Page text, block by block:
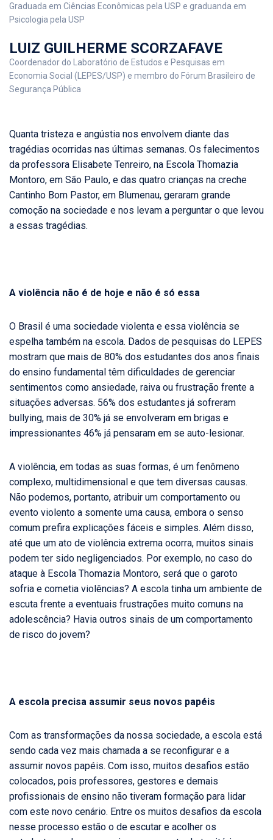
Graduada em Ciências Econômicas pela USP e graduanda em
Psicologia pela USP
LUIZ GUILHERME SCORZAFAVE
Coordenador do Laboratório de Estudos e Pesquisas em
Economia Social (LEPES/USP) e membro do Fórum Brasileiro de
Segurança Pública
Quanta tristeza e angústia nos envolvem diante das
tragédias ocorridas nas últimas semanas. Os falecimentos
da professora Elisabete Tenreiro, na Escola Thomazia
Montoro, em São Paulo, e das quatro crianças na creche
Cantinho Bom Pastor, em Blumenau, geraram grande
comoção na sociedade e nos levam a perguntar o que levou
a essas tragédias.
A violência não é de hoje e não é só essa
O Brasil é uma sociedade violenta e essa violência se
espelha também na escola. Dados de pesquisas do LEPES
mostram que mais de 80% dos estudantes dos anos finais
do ensino fundamental têm dificuldades de gerenciar
sentimentos como ansiedade, raiva ou frustração frente a
situações adversas. 56% dos estudantes já sofreram
bullying, mais de 30% já se envolveram em brigas e
impressionantes 46% já pensaram em se auto-lesionar.
A violência, em todas as suas formas, é um fenômeno
complexo, multidimensional e que tem diversas causas.
Não podemos, portanto, atribuir um comportamento ou
evento violento a somente uma causa, embora o senso
comum prefira explicações fáceis e simples. Além disso,
até que um ato de violência extrema ocorra, muitos sinais
podem ter sido negligenciados. Por exemplo, no caso do
ataque à Escola Thomazia Montoro, será que o garoto
sofria e cometia violências? A escola tinha um ambiente de
escuta frente a eventuais frustrações muito comuns na
adolescência? Havia outros sinais de um comportamento
de risco do jovem?
A escola precisa assumir seus novos papéis
Com as transformações da nossa sociedade, a escola está
sendo cada vez mais chamada a se reconfigurar e a
assumir novos papéis. Com isso, muitos desafios estão
colocados, pois professores, gestores e demais
profissionais de ensino não tiveram formação para lidar
com este novo cenário. Entre os muitos desafios da escola
nesse processo estão o de escutar e acolher os